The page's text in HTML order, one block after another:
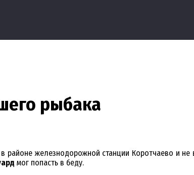
рыбака
районе железнодорожной станции Коротчаево и не
мог попасть в беду.